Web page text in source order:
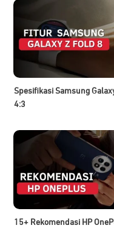
Spesifikasi Samsung
4:3
15+ Rekomendasi HP